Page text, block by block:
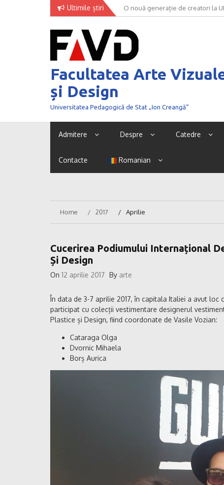
Ultimile știri O nouă generație de creatori la
Facultatea Arte
și Design
Universitatea Pedagogică de Stat „Ion Creangă”
Admitere Despre Catedre
Contacte Romanian
Home 2017 Aprilie
Cucerirea Podiumului Internațional
Și Design
On 12 aprilie 2017 By arte
În data de 3-7 aprilie 2017, în capitala Italiei a avut
participat cu colecții vestimentare designerul
Plastice și Design, fiind coordonate de Vasile Vozian:
Cataraga Olga
Dvornic Mihaela
Borș Aurica